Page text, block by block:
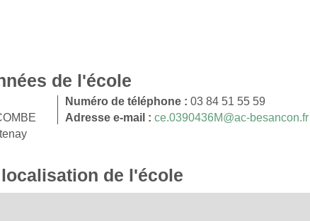
de l'école
Numéro de téléphone : 03 84 51 55 59
Adresse e-mail : ce.0390436M@ac-besancon.fr
de l'école